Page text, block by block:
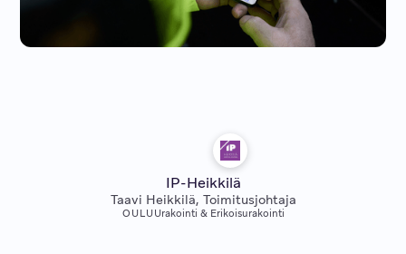
IP-Heikkilä
Taavi Heikkilä, Toimitusjohtaja
OULUUrakointi & Erikoisurakointi